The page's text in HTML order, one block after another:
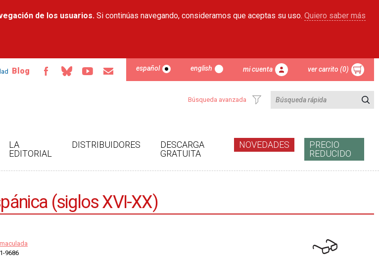
contenidode los usuarios. Si continúas navegando, consideramos que aceptas su uso. Quiero saber más
Blog español english mi cuenta ver carrito (0)
Búsqueda avanzada
LA
EDITORIAL
DISTRIBUIDORES
DESCARGA
GRATUITA
NOVEDADES
PRECIO
REDUCIDO
(siglos XVI-XX)
9686